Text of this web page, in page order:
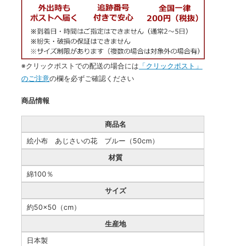
※クリックポストでの配送の場合には 「クリックポスト」
のご注意の欄を必ずご確認ください
商品情報
商品名
絵小布 あじさいの花 ブルー（50cm）
材質
綿100％
サイズ
約50×50（cm）
生産地
日本製